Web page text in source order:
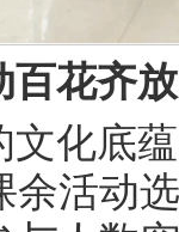
百花齐
文化底
余活动